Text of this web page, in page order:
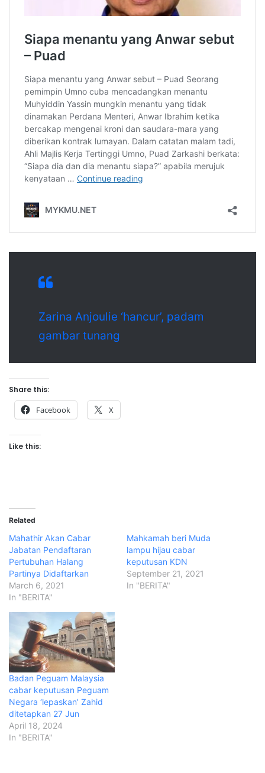
Zarina Anjoulie ‘hancur’, padam
gambar tunang
Share this:
Facebook X
Like this:
Related
Mahathir Akan Cabar
Jabatan Pendaftaran
Pertubuhan Halang
Partinya Didaftarkan
March 6, 2021
In "BERITA"
Mahkamah beri Muda
lampu hijau cabar
keputusan KDN
September 21, 2021
In "BERITA"
Badan Peguam Malaysia
cabar keputusan Peguam
Negara ‘lepaskan’ Zahid
ditetapkan 27 Jun
April 18, 2024
In "BERITA"